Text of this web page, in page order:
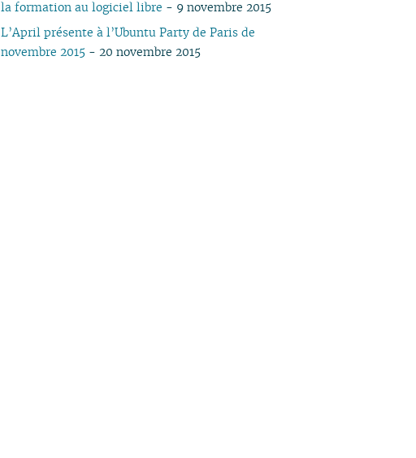
02
01
03
02
01
02
01
03
02
01
02
02
03
02
03
02
04
03
02
03
02
01
04
05
la formation au logiciel libre - 9 novembre 2015
L’April présente à l’Ubuntu Party de Paris de
novembre 2015 - 20 novembre 2015